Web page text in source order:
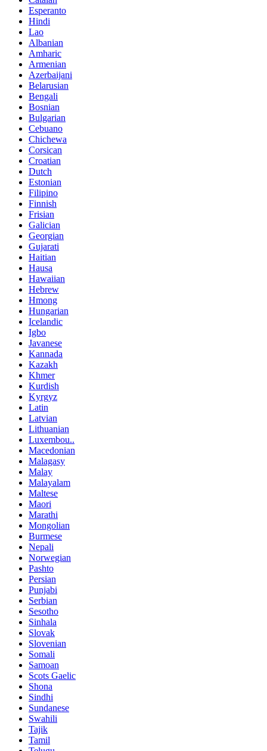
Esperanto
Hindi
Lao
Albanian
Amharic
Armenian
Azerbaijani
Belarusian
Bengali
Bosnian
Bulgarian
Cebuano
Chichewa
Corsican
Croatian
Dutch
Estonian
Filipino
Finnish
Frisian
Galician
Georgian
Gujarati
Haitian
Hausa
Hawaiian
Hebrew
Hmong
Hungarian
Icelandic
Igbo
Javanese
Kannada
Kazakh
Khmer
Kurdish
Kyrgyz
Latin
Latvian
Lithuanian
Luxembou..
Macedonian
Malagasy
Malay
Malayalam
Maltese
Maori
Marathi
Mongolian
Burmese
Nepali
Norwegian
Pashto
Persian
Punjabi
Serbian
Sesotho
Sinhala
Slovak
Slovenian
Somali
Samoan
Scots Gaelic
Shona
Sindhi
Sundanese
Swahili
Tajik
Tamil